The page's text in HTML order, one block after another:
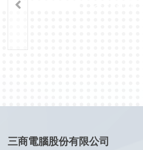
‹
三商電腦股份有限公司